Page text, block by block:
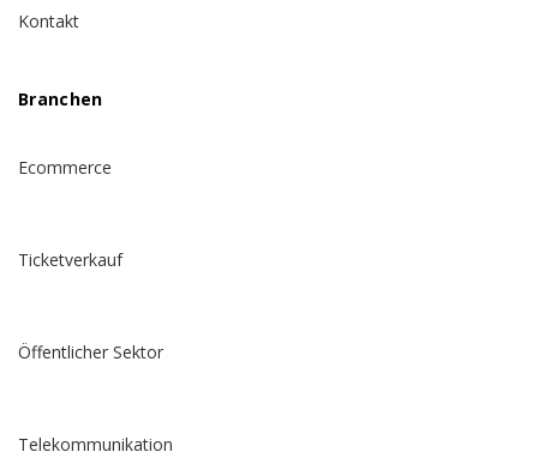
Kontakt
Branchen
Ecommerce
Ticketverkauf
Öffentlicher Sektor
Telekommunikation